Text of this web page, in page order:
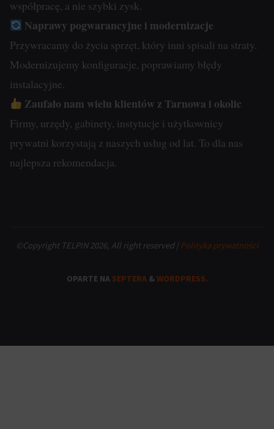
współpracę, a nie szybki zysk.
Naprawy pogwarancyjne i modernizacje
Przywracamy do życia sprzęt, który inni spisali na straty.
Modernizujemy konfiguracje, poprawiamy błędy
instalacyjne.
Zaufało nam wielu klientów z Tarnowa i okolic
Firmy, urzędy, gabinety, instytucje i użytkownicy
prywatni korzystają z naszych usług od lat. To dla nas
najlepsza rekomendacja.
©Copyright TELPIN 2026, All right reserved |Polityka prywatności
OPARTE NA SEPTERA& WORDPRESS.